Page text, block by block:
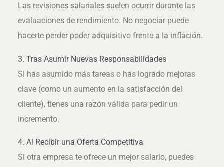
Las revisiones salariales suelen ocurrir durante las
evaluaciones de rendimiento. No negociar puede
hacerte perder poder adquisitivo frente a la inflación.
3. Tras Asumir Nuevas Responsabilidades
Si has asumido más tareas o has logrado mejoras
clave (como un aumento en la satisfacción del
cliente), tienes una razón válida para pedir un
incremento.
4. Al Recibir una Oferta Competitiva
Si otra empresa te ofrece un mejor salario, puedes